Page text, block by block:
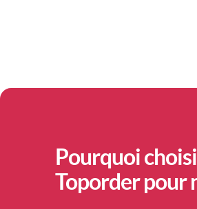
Pourquoi
Toporder pour